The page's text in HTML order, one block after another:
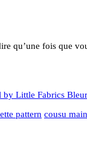
qu’une fois que
by Little Fabrics
pattern cousu main